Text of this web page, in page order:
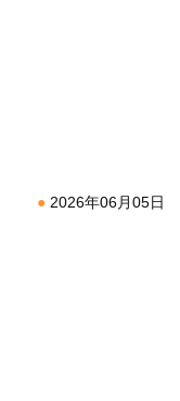
2026年06月05日